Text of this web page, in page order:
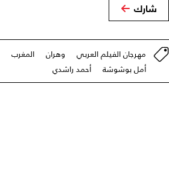
شارك
مهرجان الفيلم العربي وهران المغرب
أمل بوشوشة
أحمد راشدي